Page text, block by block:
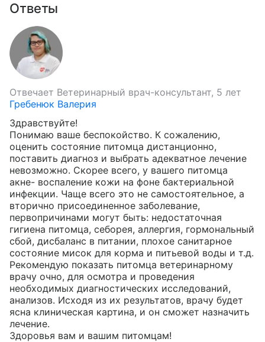
Ответы
Отвечает Ветеринарный врач-консультант, 5 лет
Гребенюк Валерия
Здравствуйте!
Понимаю ваше беспокойство. К сожалению,
оценить состояние питомца дистанционно,
поставить диагноз и выбрать адекватное лечение
невозможно. Скорее всего, у вашего питомца
акне- воспаление кожи на фоне бактериальной
инфекции. Чаще всего это не самостоятельное, а
вторично присоединенное заболевание,
первопричинами могут быть: недостаточная
гигиена питомца, себорея, аллергия, гормональный
сбой, дисбаланс в питании, плохое санитарное
состояние мисок для корма и питьевой воды и т.д.
Рекомендую показать питомца ветеринарному
врачу очно, для осмотра и проведения
необходимых диагностических исследований,
анализов. Исходя из их результатов, врачу будет
ясна клиническая картина, и он сможет назначить
лечение.
Здоровья вам и вашим питомцам!